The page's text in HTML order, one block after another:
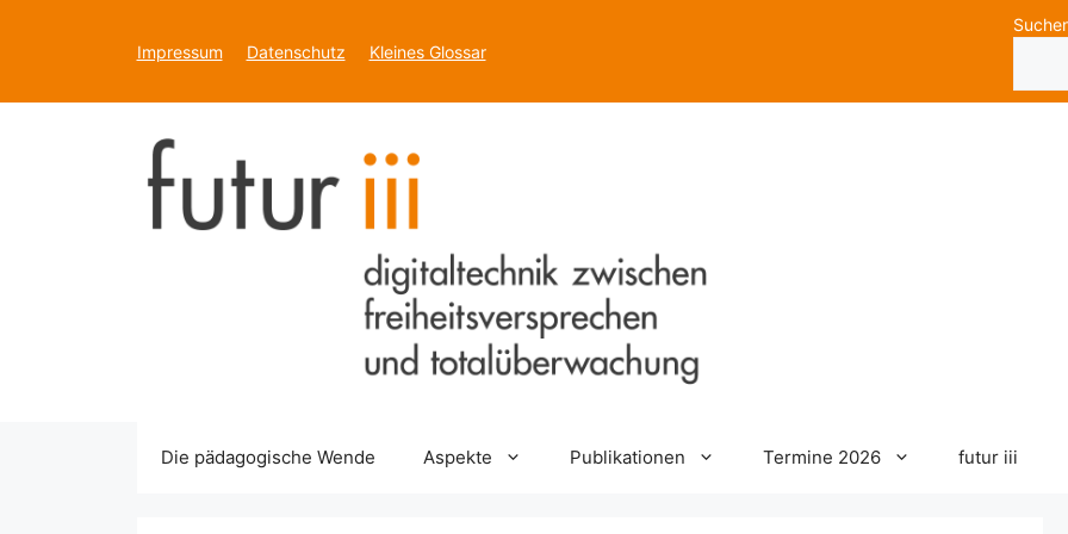
Impressum Datenschutz Kleines Glossar
Die pädagogische Wende Aspekte Publikationen Termine 2026 futur iii